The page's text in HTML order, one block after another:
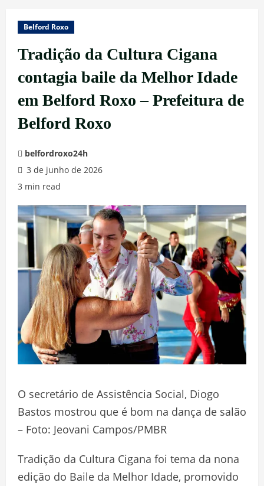
Belford Roxo
Tradição da Cultura Cigana
contagia baile da Melhor Idade
em Belford Roxo – Prefeitura de
Belford Roxo
belfordroxo24h
3 de junho de 2026
3 min read
O secretário de Assistência Social, Diogo
Bastos mostrou que é bom na dança de salão
– Foto: Jeovani Campos/PMBR
Tradição da Cultura Cigana foi tema da nona
edição do Baile da Melhor Idade, promovido